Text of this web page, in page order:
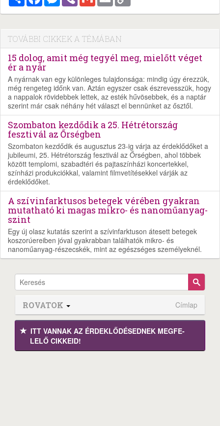
TOVÁBBI CIKKEK A TÉMÁBAN
15 dolog, amit még tegyél meg, mielőtt véget
ér a nyár
A nyárnak van egy különleges tulajdonsága: mindig úgy érezzük,
még rengeteg időnk van. Aztán egyszer csak észrevesszük, hogy
a nappalok rövidebbek lettek, az esték hűvösebbek, és a naptár
szerint már csak néhány hét választ el bennünket az ősztől.
Szombaton kezdődik a 25. Hétrétország
fesztivál az Őrségben
Szombaton kezdődik és augusztus 23-ig várja az érdeklődőket a
jubileumi, 25. Hétrétország fesztivál az Őrségben, ahol többek
között templomi, szabadtéri és pajtaszínházi koncertekkel,
színházi produkciókkal, valamint filmvetítésekkel várják az
érdeklődőket.
A szívinfarktusos betegek vérében gyakran
mutatható ki magas mikro- és nanoműanyag-
szint
Egy új olasz kutatás szerint a szívinfarktuson átesett betegek
koszorúereiben jóval gyakrabban találhatók mikro- és
nanoműanyag-részecskék, mint az egészséges személyeknél.
ROVATOK Címlap
ITT VANNAK AZ ÉRDEK­LŐDÉ­SEDNEK MEGFE­
LELŐ CIKKEID!